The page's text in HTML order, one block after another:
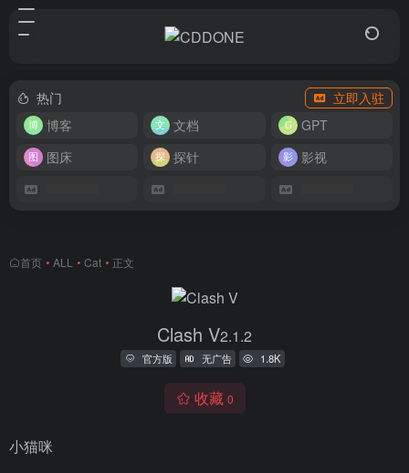
热门
立即入驻
博客
文档
GPT
图床
探针 影视
首页 • ALL • Cat • 正文
Clash V2.1.2
官方版 无广告 1.8K
收藏 0
小猫咪